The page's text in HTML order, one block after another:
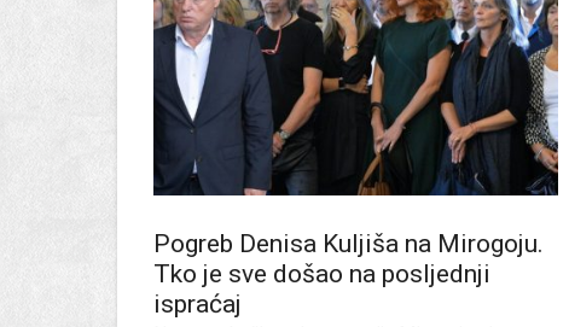
Pogreb Denisa Kuljiša na Mirogoju.
Tko je sve došao na posljednji
ispraćaj